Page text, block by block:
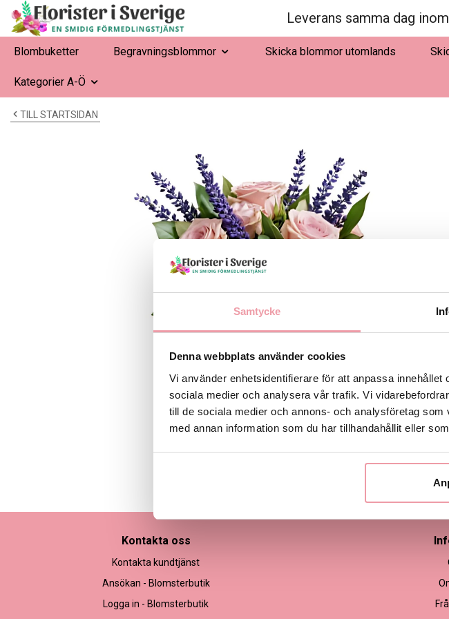
Samtycke
Denna webbplats använder cookies
Vi använder enhetsidentifierare för att anpassa
sociala medier och analysera vår trafik. Vi
till de sociala medier och annons- och analysföretag
med annan information som du har tillhandahållit eller
Leverans samma dag
Blombuketter Begravningsblommor Skicka blommor utomlands
Kategorier A-Ö
TILL STARTSIDAN
Kontakta oss
Kontakta kundtjänst
Ansökan - Blomsterbutik
Logga in - Blomsterbutik